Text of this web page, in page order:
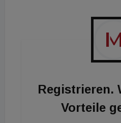
Und jetzt die Meldungen im
Gewerbe-Ausfälle
Die österreichischen
doch am Horizont brauen
Registrieren.
Vorteile